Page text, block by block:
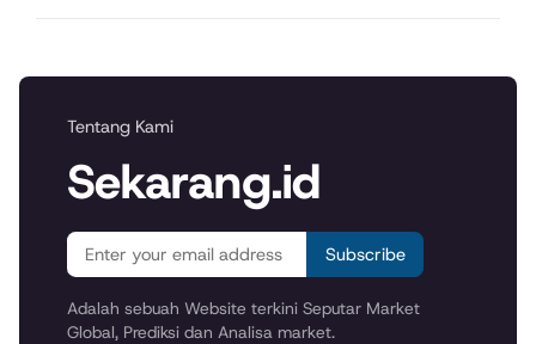
Tentang Kami
Sekarang.id
Subscribe
Adalah sebuah Website terkini Seputar Market
Global, Prediksi dan Analisa market.